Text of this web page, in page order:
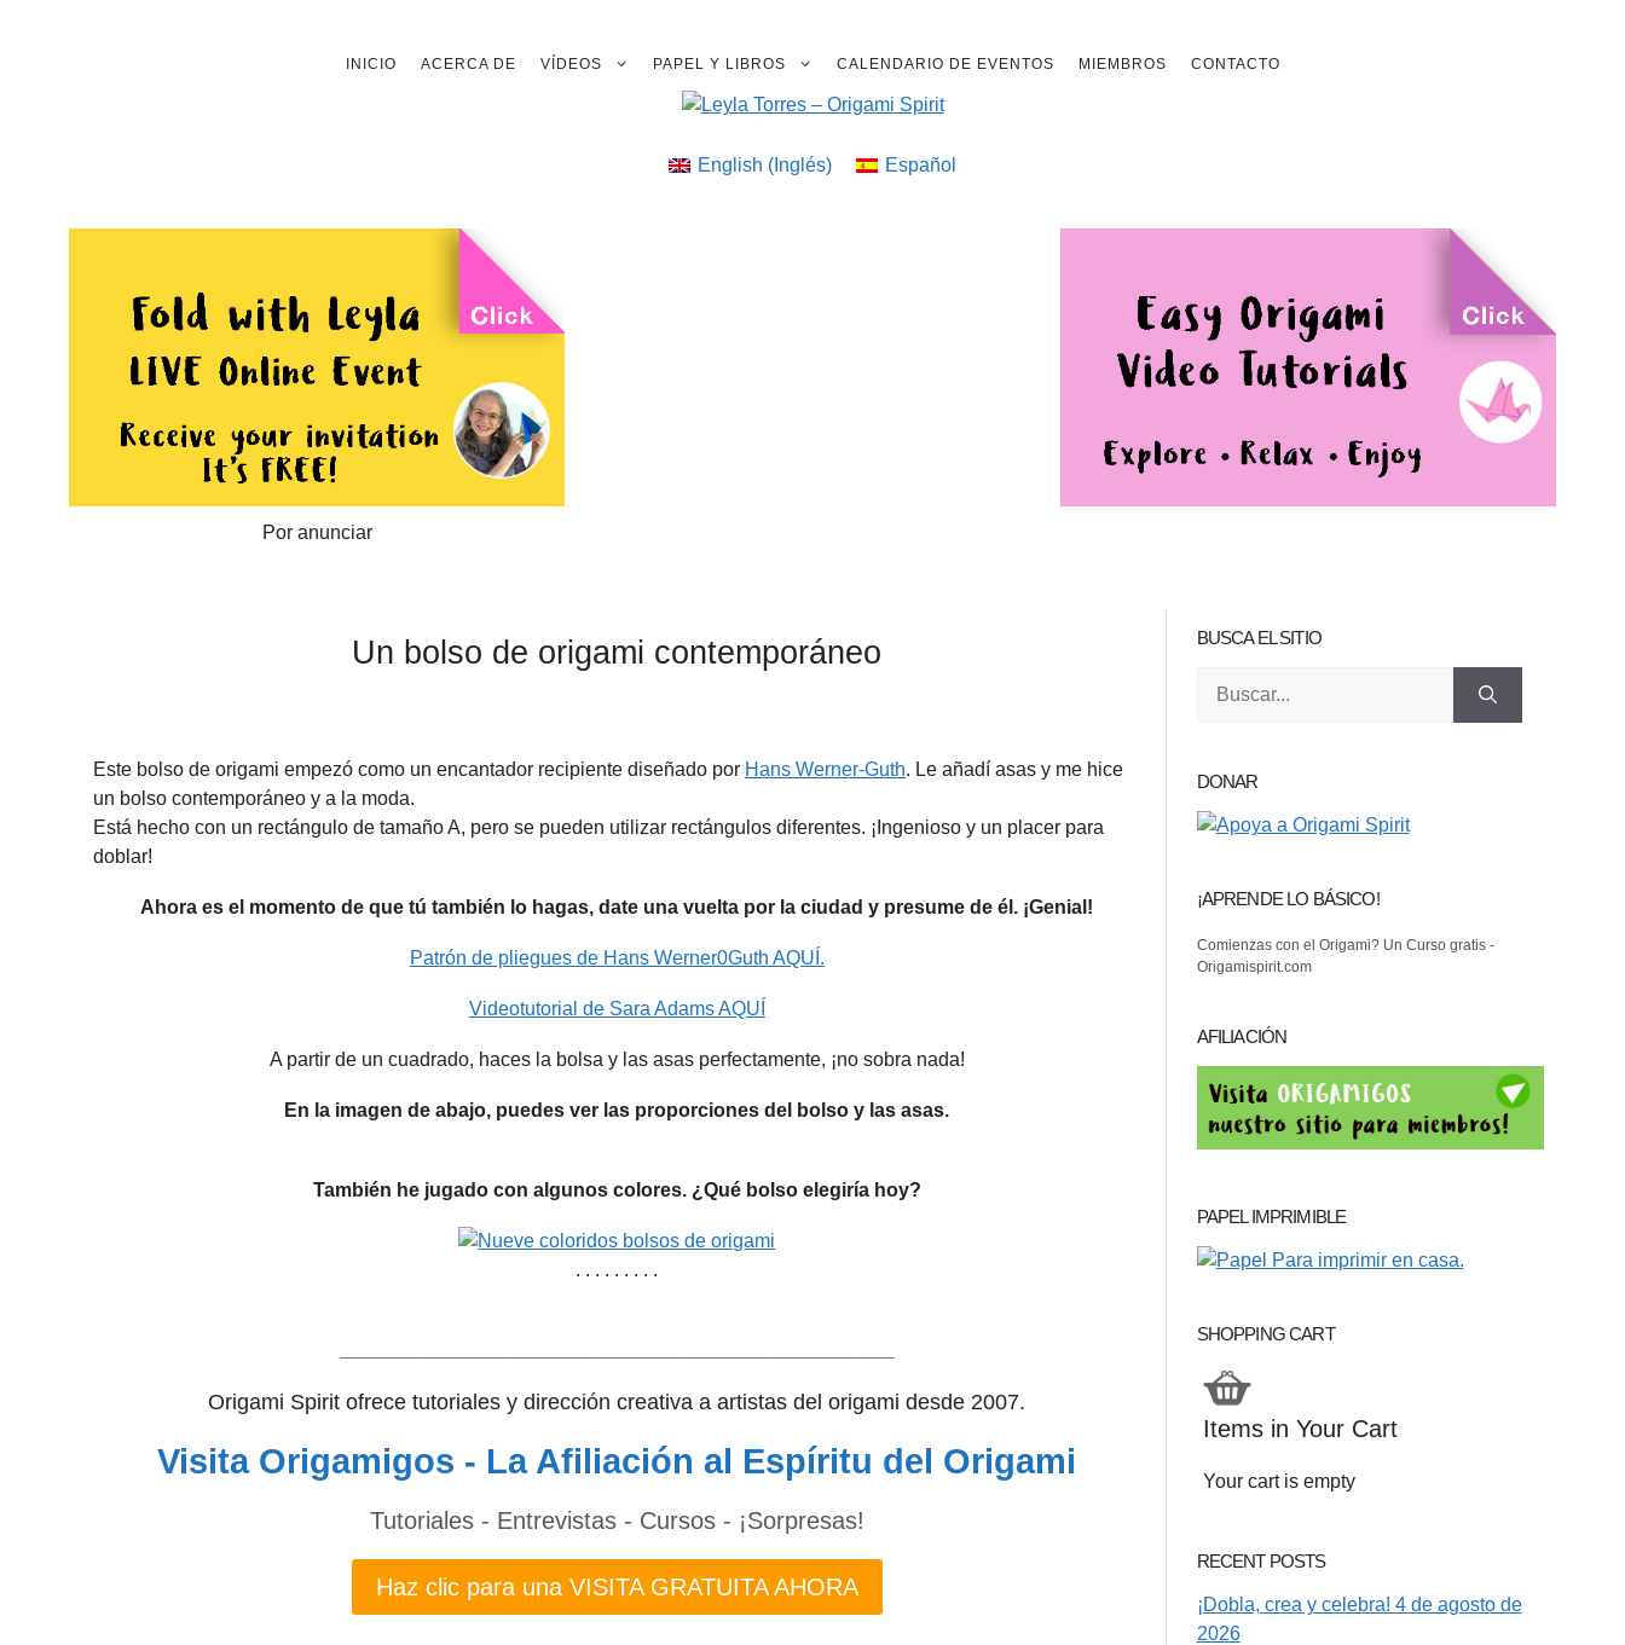
INICIO ACERCA DE VÍDEOS PAPEL Y LIBROS CALENDARIO DE EVENTOS MIEMBROS CONTACTO
English ( Inglés) Español
Por anunciar
Un bolso de origami contemporáneo
Este bolso de origami empezó como un encantador recipiente diseñado por Hans Werner-Guth. Le añadí asas y me hice
un bolso contemporáneo y a la moda.
Está hecho con un rectángulo de tamaño A, pero se pueden utilizar rectángulos diferentes. ¡Ingenioso y un placer para
doblar!
Ahora es el momento de que tú también lo hagas, date una vuelta por la ciudad y presume de él. ¡Genial!
Patrón de pliegues de Hans Werner0Guth AQUÍ.
Videotutorial de Sara Adams AQUÍ
A partir de un cuadrado, haces la bolsa y las asas perfectamente, ¡no sobra nada!
En la imagen de abajo, puedes ver las proporciones del bolso y las asas.
También he jugado con algunos colores. ¿Qué bolso elegiría hoy?
. . . . . . . . .
Origami Spirit ofrece tutoriales y dirección creativa a artistas del origami desde 2007.
Visita Origamigos - La Afiliación al Espíritu del Origami
Tutoriales - Entrevistas - Cursos - ¡Sorpresas!
Haz clic para una VISITA GRATUITA AHORA
BUSCA EL SITIO
DONAR
¡APRENDE LO BÁSICO!
Comienzas con el Origami? Un Curso gratis -
Origamispirit.com
AFILIACIÓN
PAPEL IMPRIMIBLE
SHOPPING CART
Items in Your Cart
Your cart is empty
RECENT POSTS
¡Dobla, crea y celebra! 4 de agosto de
2026